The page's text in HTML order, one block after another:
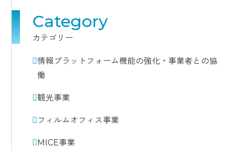
Category
カテゴリー
情報プラットフォーム機能の強化・事業者との協
働
観光事業
フィルムオフィス事業
MICE事業